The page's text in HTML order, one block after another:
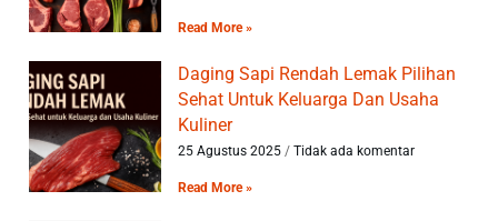
Read More »
Daging Sapi Rendah Lemak Pilihan
Sehat Untuk Keluarga Dan Usaha
Kuliner
25 Agustus 2025 Tidak ada komentar
Read More »